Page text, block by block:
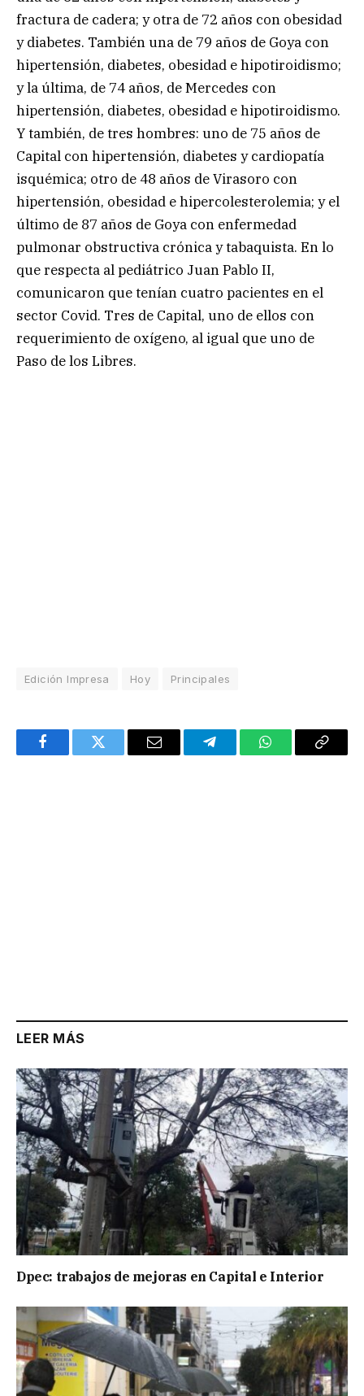
fractura de cadera; y otra de 72 años con obesidad
y diabetes. También una de 79 años de Goya con
hipertensión, diabetes, obesidad e hipotiroidismo;
y la última, de 74 años, de Mercedes con
hipertensión, diabetes, obesidad e hipotiroidismo.
Y también, de tres hombres: uno de 75 años de
Capital con hipertensión, diabetes y cardiopatía
isquémica; otro de 48 años de Virasoro con
hipertensión, obesidad e hipercolesterolemia; y el
último de 87 años de Goya con enfermedad
pulmonar obstructiva crónica y tabaquista. En lo
que respecta al pediátrico Juan Pablo II,
comunicaron que tenían cuatro pacientes en el
sector Covid. Tres de Capital, uno de ellos con
requerimiento de oxígeno, al igual que uno de
Paso de los Libres.
Edición Impresa Hoy Principales
FacebookTwitter Email TelegramWhatsAppCopy
LEER MÁS
Dpec: trabajos de mejoras en Capital e Interior